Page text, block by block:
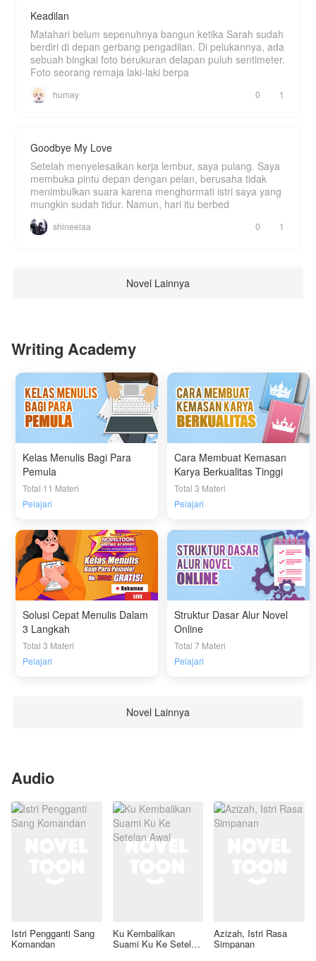
Keadilan
Matahari belum sepenuhnya bangun ketika Sarah sudah
berdiri di depan gerbang pengadilan. Di pelukannya, ada
sebuah bingkai foto berukuran delapan puluh sentimeter.
Foto seorang remaja laki-laki berpa
humay 0 1
Goodbye My Love
Setelah menyelesaikan kerja lembur, saya pulang. Saya
membuka pintu depan dengan pelan, berusaha tidak
menimbulkan suara karena menghormati istri saya yang
mungkin sudah tidur. Namun, hari itu berbed
shineelaa 0 1
Novel Lainnya
Writing Academy
Kelas Menulis Bagi Para
Pemula
Total 11 Materi
Pelajari
Cara Membuat Kemasan
Karya Berkualitas Tinggi
Total 3 Materi
Pelajari
Solusi Cepat Menulis Dalam
3 Langkah
Total 3 Materi
Pelajari
Struktur Dasar Alur Novel
Online
Total 7 Materi
Pelajari
Novel Lainnya
Audio
Istri Pengganti Sang
Komandan
Ku Kembalikan
Suami Ku Ke Setelan
Azizah, Istri Rasa
Simpanan